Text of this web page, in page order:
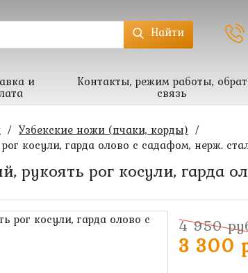
Найти
и Контакты, режим работы,
связь
/ Узбекские ножи (пчаки, корды) /
косули, гарда олово с садафом, нерж.
рукоять рог косули, гарда
4 950
3 300